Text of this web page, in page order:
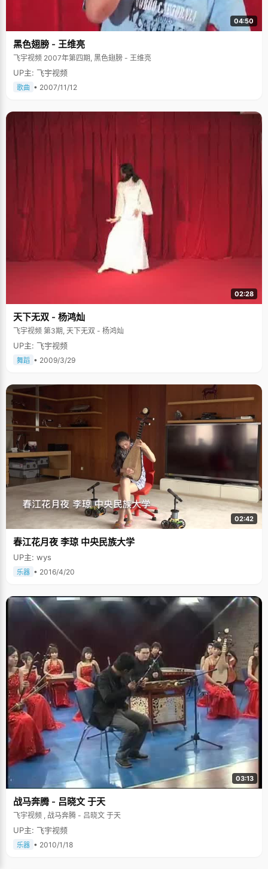
04:50
黑色翅膀 - 王维亮
飞宇视频 2007年第四期, 黑色翅膀 - 王维亮
UP主: 飞宇视频
歌曲 • 2007/11/12
02:28
天下无双 - 杨鸿灿
飞宇视频 第3期, 天下无双 - 杨鸿灿
UP主: 飞宇视频
舞蹈 • 2009/3/29
02:42
春江花月夜 李琼 中央民族大学
UP主: wys
乐器 • 2016/4/20
03:13
战马奔腾 - 吕晓文 于天
飞宇视频 , 战马奔腾 - 吕晓文 于天
UP主: 飞宇视频
乐器 • 2010/1/18